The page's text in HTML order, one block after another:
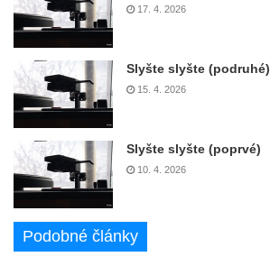
17. 4. 2026
Slyšte slyšte (podruhé)
15. 4. 2026
Slyšte slyšte (poprvé)
10. 4. 2026
Podobné články